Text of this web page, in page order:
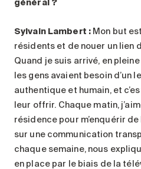
général ?
Sylvain Lambert : Mon but
résidents et de nouer un lien
Quand je suis arrivé, en
les gens avaient besoin d’un
authentique et humain, et
leur offrir. Chaque matin,
résidence pour m’enquérir
sur une communication
chaque semaine, nous
en place par le biais de la